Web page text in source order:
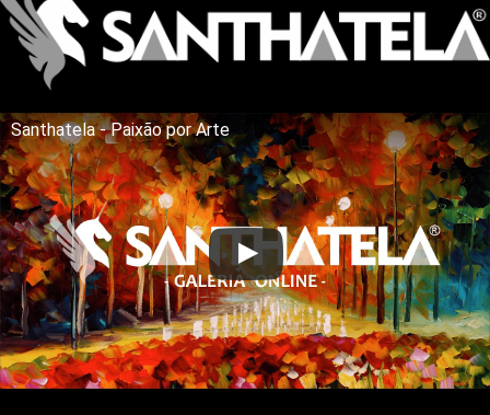
Santhatela - Paixão por Arte